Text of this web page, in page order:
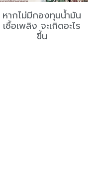
หากไม่มีกองทุนน้ำมัน
เชื้อเพลิง จะเกิดอะไร
ขึ้น